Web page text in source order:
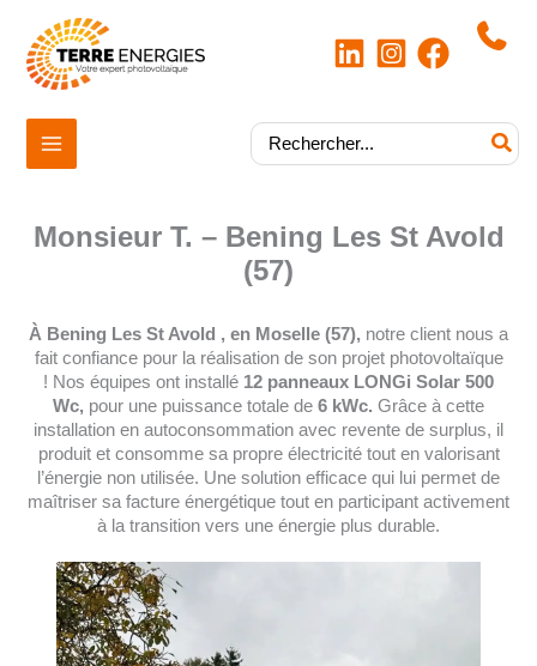
contenu
Rechercher:
Monsieur T. – Bening Les St Avold
(57)
À Bening Les St Avold , en Moselle (57), notre client nous a
fait confiance pour la réalisation de son projet photovoltaïque
! Nos équipes ont installé 12 panneaux LONGi Solar 500
Wc, pour une puissance totale de 6 kWc. Grâce à cette
installation en autoconsommation avec revente de surplus, il
produit et consomme sa propre électricité tout en valorisant
l’énergie non utilisée. Une solution efficace qui lui permet de
maîtriser sa facture énergétique tout en participant activement
à la transition vers une énergie plus durable.